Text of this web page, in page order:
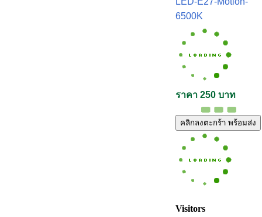
6500K
ราคา 250 บาท
คลิกลงตะกร้า พร้อมส่ง
Visitors